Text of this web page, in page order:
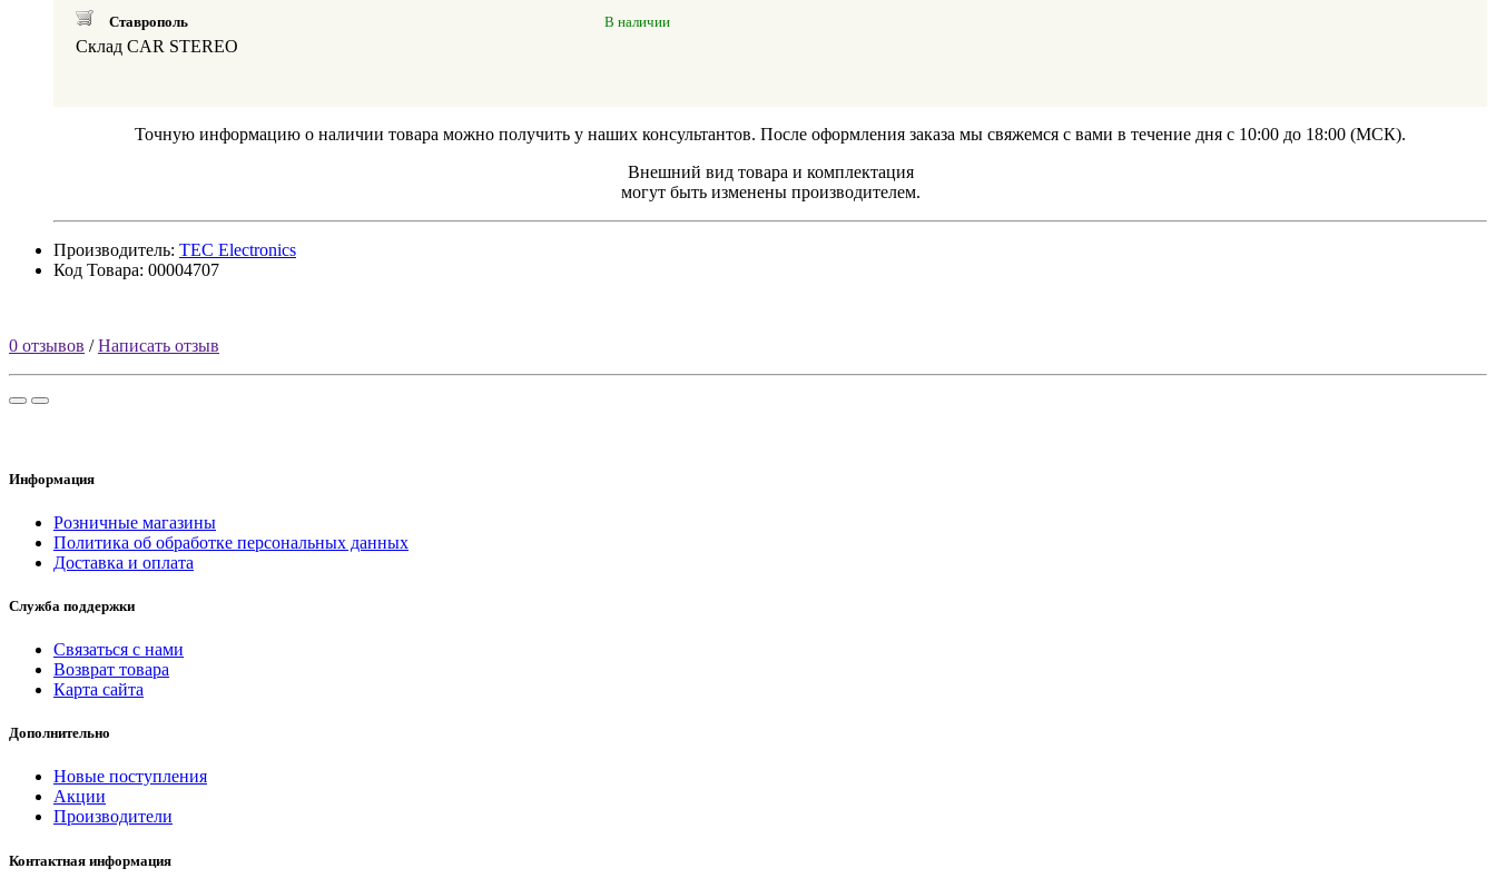
Ставрополь В наличии
Склад CAR STEREO
Точную информацию о наличии товара можно получить у наших консультантов. После оформления заказа мы свяжемся с вами в течение дня с 10:00 до 18:00 (МСК).
Внешний вид товара и комплектация
могут быть изменены производителем.
Производитель: TEC Electronics
Код Товара: 00004707
0 отзывов /Написать отзыв
Информация
Розничные магазины
Политика об обработке персональных данных
Доставка и оплата
Служба поддержки
Связаться с нами
Возврат товара
Карта сайта
Дополнительно
Новые поступления
Акции
Производители
Контактная информация